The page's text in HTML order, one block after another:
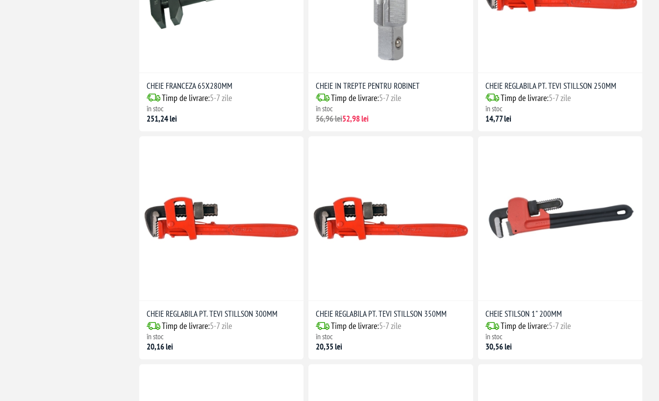
CHEIE FRANCEZA 65X280MM
Timp de livrare:5-7 zile
în stoc
251,24 lei
CHEIE IN TREPTE PENTRU ROBINET
Timp de livrare:5-7 zile
în stoc
56,96 lei52,98 lei
CHEIE REGLABILA PT. TEVI STILLSON 250MM
Timp de livrare:5-7 zile
în stoc
14,77 lei
CHEIE REGLABILA PT. TEVI STILLSON 300MM
Timp de livrare:5-7 zile
în stoc
20,16 lei
CHEIE REGLABILA PT. TEVI STILLSON 350MM
Timp de livrare:5-7 zile
în stoc
20,35 lei
CHEIE STILSON 1" 200MM
Timp de livrare:5-7 zile
în stoc
30,56 lei